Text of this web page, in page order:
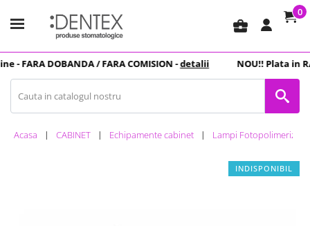
business_center
0
-FARA DOBANDA/ FARA COMISION -detalii NOU!! Plata in
Acasa CABINET Echipamente cabinet Lampi Fotopolimerizare
INDISPONIBIL